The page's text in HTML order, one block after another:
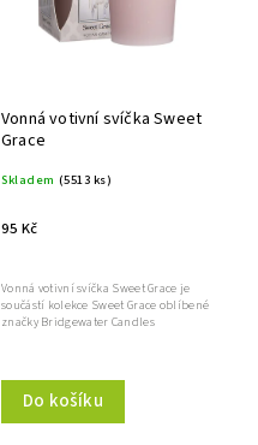
Vonná votivní svíčka Sweet
Grace
Skladem (5513 ks)
95 Kč
Do košíku
Vonná votivní svíčka Sweet Grace je
součástí kolekce Sweet Grace oblíbené
značky Bridgewater Candles